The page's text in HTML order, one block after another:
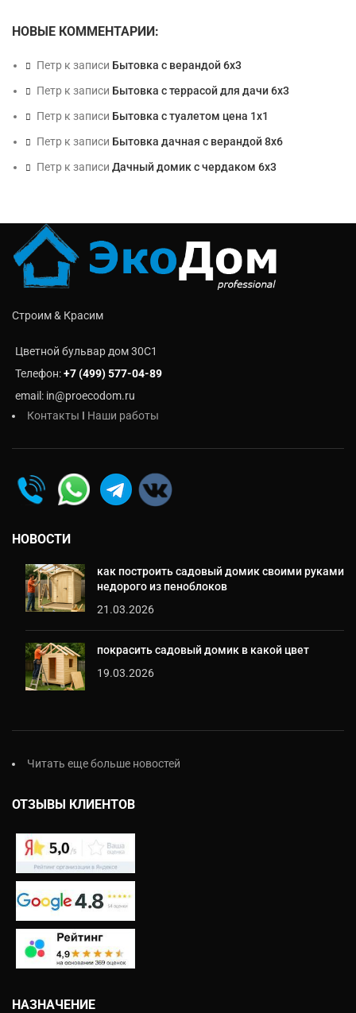
НОВЫЕ КОММЕНТАРИИ:
Петр к записи Бытовка с верандой 6х3
Петр к записи Бытовка с террасой для дачи 6х3
Петр к записи Бытовка с туалетом цена 1х1
Петр к записи Бытовка дачная с верандой 8х6
Петр к записи Дачный домик с чердаком 6х3
Строим & Красим
Цветной бульвар дом 30C1
Телефон:+7 (499) 577-04-89
email: in@proecodom.ru
Контакты I Наши работы
НОВОСТИ
как построить садовый домик своими руками
недорого из пеноблоков
21.03.2026
покрасить садовый домик в какой цвет
19.03.2026
Читать еще больше новостей
ОТЗЫВЫ КЛИЕНТОВ
НАЗНАЧЕНИЕ